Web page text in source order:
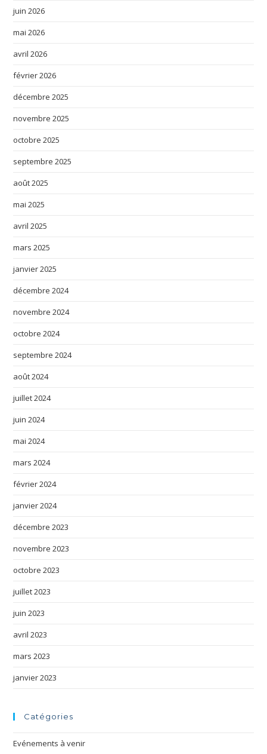
juin 2026
mai 2026
avril 2026
février 2026
décembre 2025
novembre 2025
octobre 2025
septembre 2025
août 2025
mai 2025
avril 2025
mars 2025
janvier 2025
décembre 2024
novembre 2024
octobre 2024
septembre 2024
août 2024
juillet 2024
juin 2024
mai 2024
mars 2024
février 2024
janvier 2024
décembre 2023
novembre 2023
octobre 2023
juillet 2023
juin 2023
avril 2023
mars 2023
janvier 2023
Catégories
Evénements à venir